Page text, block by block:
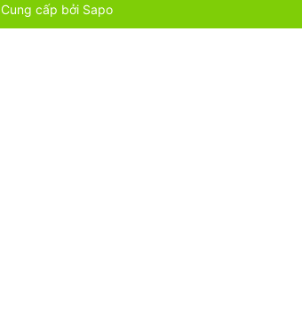
Cung cấp bởi Sapo